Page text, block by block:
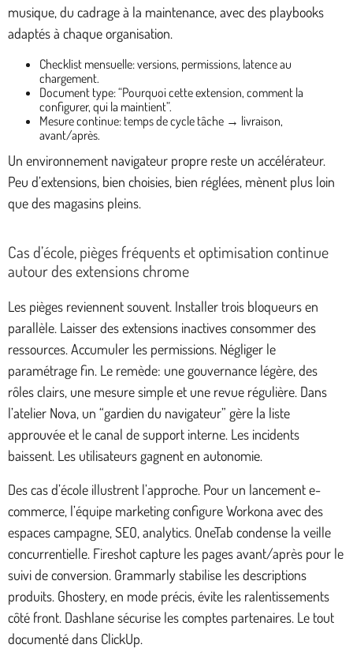
musique, du cadrage à la maintenance, avec des playbooks
adaptés à chaque organisation.
Checklist mensuelle: versions, permissions, latence au
chargement.
Document type: “Pourquoi cette extension, comment la
configurer, qui la maintient”.
Mesure continue: temps de cycle tâche → livraison,
avant/après.
Un environnement navigateur propre reste un accélérateur.
Peu d’extensions, bien choisies, bien réglées, mènent plus loin
que des magasins pleins.
Cas d’école, pièges fréquents et optimisation continue
autour des extensions chrome
Les pièges reviennent souvent. Installer trois bloqueurs en
parallèle. Laisser des extensions inactives consommer des
ressources. Accumuler les permissions. Négliger le
paramétrage fin. Le remède: une gouvernance légère, des
rôles clairs, une mesure simple et une revue régulière. Dans
l’atelier Nova, un “gardien du navigateur” gère la liste
approuvée et le canal de support interne. Les incidents
baissent. Les utilisateurs gagnent en autonomie.
Des cas d’école illustrent l’approche. Pour un lancement e-
commerce, l’équipe marketing configure Workona avec des
espaces campagne, SEO, analytics. OneTab condense la veille
concurrentielle. Fireshot capture les pages avant/après pour le
suivi de conversion. Grammarly stabilise les descriptions
produits. Ghostery, en mode précis, évite les ralentissements
côté front. Dashlane sécurise les comptes partenaires. Le tout
documenté dans ClickUp.